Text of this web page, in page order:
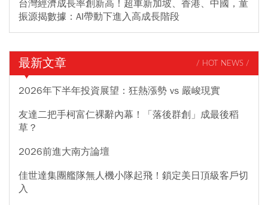
台灣經濟成長率創新高！超車新加坡、香港、中國，童
振源揭數據：AI帶動下進入高成長階段
最新文章 / HOT NEWS /
2026年下半年投資展望：狂熱漲勢 vs 嚴峻現實
友達二把手柯富仁裸辭內幕！「落後群創」成最後稻
草？
2026前進大南方論壇
佳世達集團艦隊無人機小隊起飛！鎖定美日頂級客戶切
入